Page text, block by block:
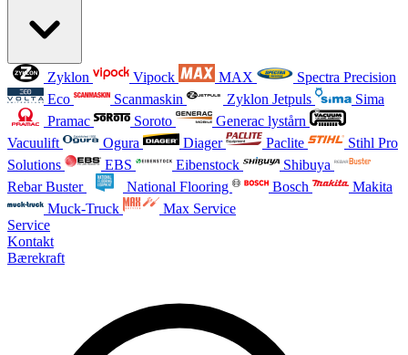
Zyklon Vipock MAX
Spectra Precision
Eco
Scanmaskin Zyklon Jetpuls
Sima
Pramac
Soroto
Generac lystårn
Vacuulift
Ogura Diager Paclite
Stihl Pro
Solutions
EBS Eibenstock
Shibuya
Rebar Buster
National Flooring Bosch
Makita
Muck-Truck
Max Service
Service
Kontakt
Bærekraft